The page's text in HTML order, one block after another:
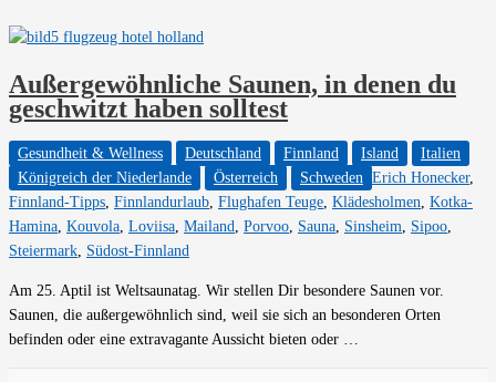
Außergewöhnliche Saunen, in denen du
geschwitzt haben solltest
Gesundheit & Wellness Deutschland Finnland Island
Italien
Königreich der Niederlande
Österreich Schweden Erich Honecker,
Finnland-Tipps, Finnlandurlaub, Flughafen Teuge, Klädesholmen, Kotka-
Hamina, Kouvola, Loviisa, Mailand, Porvoo, Sauna, Sinsheim, Sipoo,
Steiermark, Südost-Finnland
Am 25. Aptil ist Weltsaunatag. Wir stellen Dir besondere Saunen vor.
Saunen, die außergewöhnlich sind, weil sie sich an besonderen Orten
befinden oder eine extravagante Aussicht bieten oder …